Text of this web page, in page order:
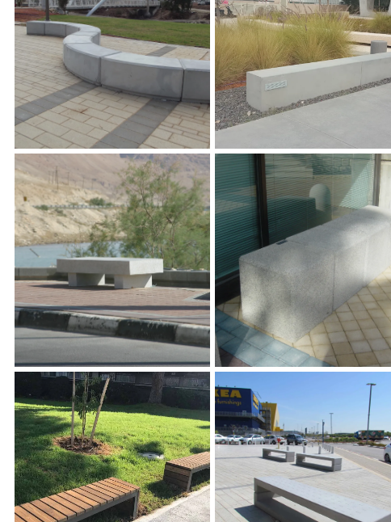
השלום, אוניברסיטת תל
ספסל ח' מעוגל מבטון אדריכלי,
יבנה
ח' בגמר אקרסטון מסותת ספסל עין בוקק